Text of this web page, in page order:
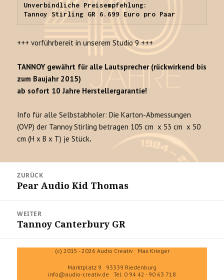
Unverbindliche Preisempfehlung:
Tannoy Stirling GR 6.699 Euro pro Paar
+++ vorführbereit in unserem Studio 9 +++
TANNOY gewährt für alle Lautsprecher (rückwirkend bis
zum Baujahr 2015)
ab sofort 10 Jahre Herstellergarantie!
Info für alle Selbstabholer: Die Karton-Abmessungen
(OVP) der Tannoy Stirling betragen 105 cm x 53 cm x 50
cm (H x B x T) je Stück.
Navigation
ZURÜCK
Vorheriger
Pear Audio Kid Thomas
WEITER
Nächster
Beitrag:
Tannoy Canterbury GR
(c) 2015 - 2026 Audio Creativ Max Krieger
Marktplatz 9 93339 Riedenburg
info@audio-creativ.de Tel. 0 94 42 - 90 63 718